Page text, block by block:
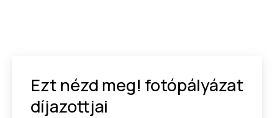
Ezt nézd meg! fotópályázat
díjazottjai